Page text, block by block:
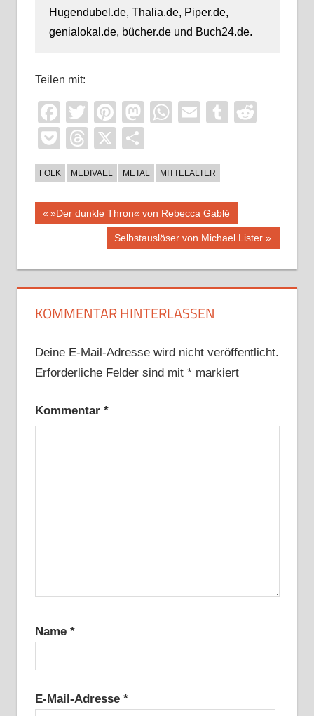
Hugendubel.de, Thalia.de, Piper.de,
genialokal.de, bücher.de und Buch24.de.
Teilen mit:
Facebook
TwitterPinterest
Mastodon
WhatsApp
EmailTumblr
PocketThreads
X
FOLK MEDIVAEL METAL MITTELALTER
Beitragsnavigation
Vorheriger
»Der dunkle Thron« von Rebecca Gablé
Nächster
Selbstauslöser von Michael Lister
KOMMENTAR HINTERLASSEN
Deine E-Mail-Adresse wird nicht veröffentlicht.
Erforderliche Felder sind mit *markiert
Kommentar *
Name *
E-Mail-Adresse *